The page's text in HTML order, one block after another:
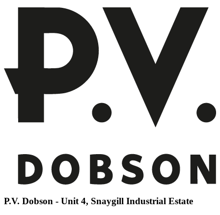
P.V. Dobson - Unit 4, Snaygill Industrial Estate